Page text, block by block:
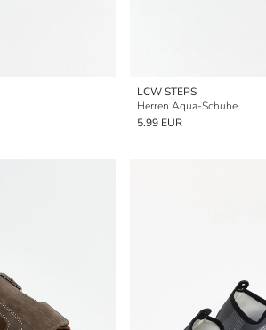
LCW STEPS
Herren Aqua-Schuhe
5.99 EUR